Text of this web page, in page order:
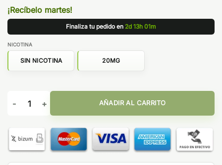
¡Recíbelo martes!
Finaliza tu pedido en 2d 13h 01m
NICOTINA
SIN NICOTINA 20MG
Recambio Sandía Ice - Vozol Vista Plug 2+10 cantidad
AÑADIR AL CARRITO